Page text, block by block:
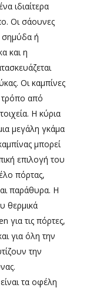
ιδιαίτερα
Οι σάουνες
σημύδα ή
και η
Οι καμπίνες
από
Η κύρια
μεγάλη γκάμα
μπορεί
επιλογή του
πόρτας,
παράθυρα. Η
θερμικά
για τις πόρτες,
για όλη την
την
τα οφέλη